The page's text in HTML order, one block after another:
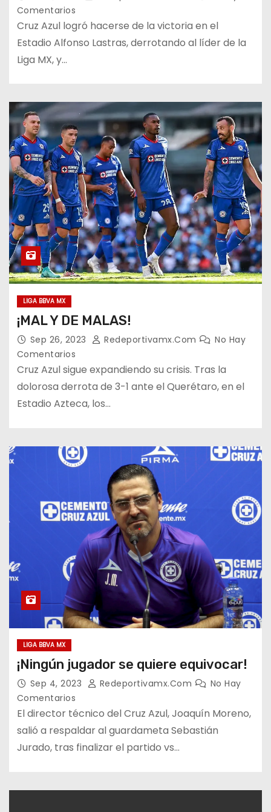
Comentarios
Cruz Azul logró hacerse de la victoria en el
Estadio Alfonso Lastras, derrotando al líder de la
Liga MX, y…
LIGA BBVA MX
¡MAL Y DE MALAS!
Sep 26, 2023 Redeportivamx.com
No Hay
Comentarios
Cruz Azul sigue expandiendo su crisis. Tras la
dolorosa derrota de 3-1 ante el Querétaro, en el
Estadio Azteca, los…
LIGA BBVA MX
¡Ningún jugador se quiere equivocar!
Sep 4, 2023 Redeportivamx.com
No Hay
Comentarios
El director técnico del Cruz Azul, Joaquín Moreno,
salió a respaldar al guardameta Sebastián
Jurado, tras finalizar el partido vs…